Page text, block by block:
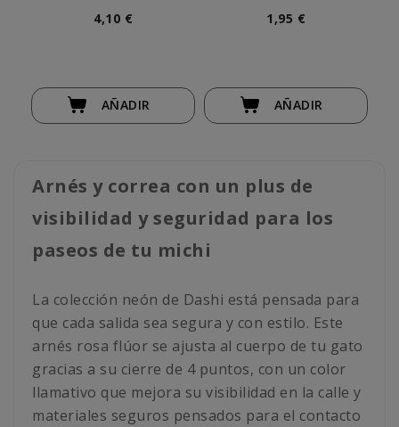
4,10 €
AÑADIR
1,95 €
AÑADIR
Arnés y correa con un plus de
visibilidad y seguridad para los
paseos de tu michi
La colección neón de Dashi está pensada para
que cada salida sea segura y con estilo. Este
arnés rosa flúor se ajusta al cuerpo de tu gato
gracias a su cierre de 4 puntos, con un color
llamativo que mejora su visibilidad en la calle y
materiales seguros pensados para el contacto